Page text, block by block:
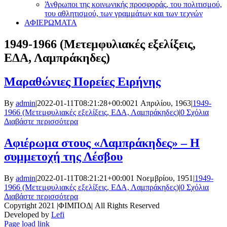
Άνθρωποι της κοινωνικής προσφοράς, του πολιτισμού,
του αθλητισμού, των γραμμάτων και των τεχνών
ΑΦΙΕΡΩΜΑΤΑ
1949-1966 (Μετεμφυλιακές εξελίξεις,
ΕΔΑ, Λαμπράκηδες)
Μαραθώνιες Πορείες Ειρήνης
By admin|2022-01-11T08:21:28+00:0021 Απριλίου, 1963|1949-
1966 (Μετεμφυλιακές εξελίξεις, ΕΔΑ, Λαμπράκηδες)|0 Σχόλια
Διαβάστε περισσότερα
Αφιέρωμα στους «Λαμπράκηδες» – Η
συμμετοχή της Λέσβου
By admin|2022-01-11T08:21:21+00:001 Νοεμβρίου, 1951 |1949-
1966 (Μετεμφυλιακές εξελίξεις, ΕΔΑ, Λαμπράκηδες)|0 Σχόλια
Διαβάστε περισσότερα
Copyright 2021 |ΦΙΜΠΟΔ| All Rights Reserved
Developed by Lefi
Page load link